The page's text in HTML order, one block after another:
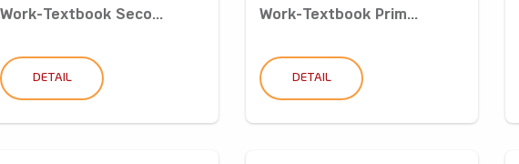
Work-Textbook Seco...
DETAIL
Work-Textbook Prim...
DETAIL